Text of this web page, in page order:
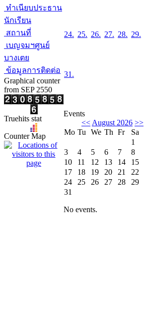
ทำเนียบประธาน
นักเรียน
สถานที่
เบญจมฯศูนย์
บางเตย
ข้อมูลการติดต่อ
Graphical counter
from SEP 2550
Truehits stat
Counter Map
24. 25. 26. 27. 28. 29.
31.
Events
<< August 2026 >>
Mo Tu We Th Fr Sa
1
3
4 5 6 7 8
10
11 12 13 14 15
17
18 19 20 21 22
24
25 26 27 28 29
31
No events.